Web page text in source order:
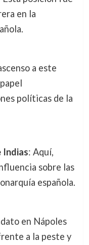
en la
a este
políticas de la
Indias: Aquí,
sobre las
española.
en Nápoles
a la peste y